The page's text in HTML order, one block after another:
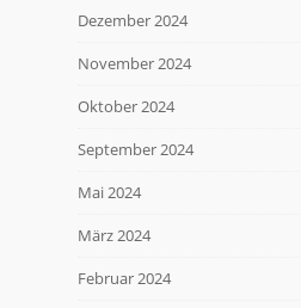
Dezember 2024
November 2024
Oktober 2024
September 2024
Mai 2024
März 2024
Februar 2024